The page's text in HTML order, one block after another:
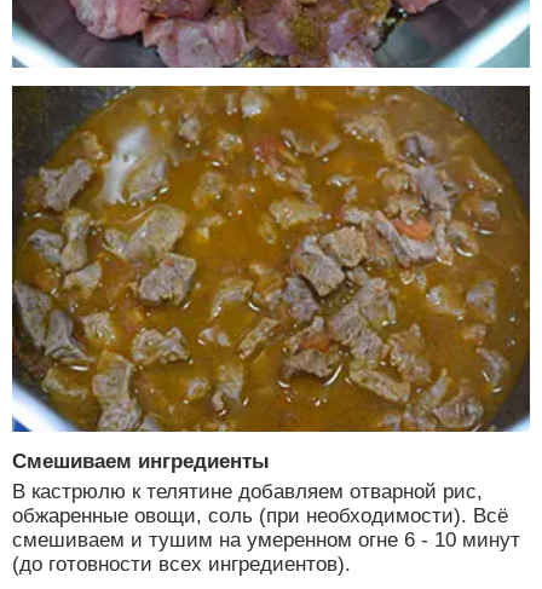
Смешиваем ингредиенты
В кастрюлю к телятине добавляем отварной рис,
обжаренные овощи, соль (при необходимости). Всё
смешиваем и тушим на умеренном огне 6 - 10 минут
(до готовности всех ингредиентов).